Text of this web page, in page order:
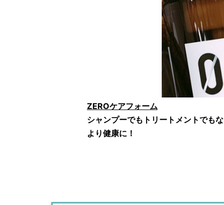
ZEROケアフォーム
シャンプーでもトリートメントでも
より健康に！